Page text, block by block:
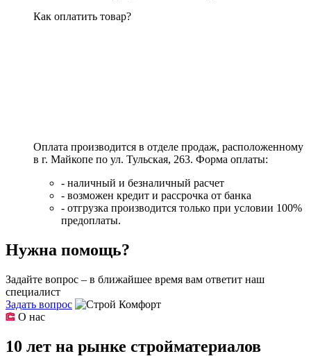
Как оплатить товар?
Оплата производится в отделе продаж, расположенному
в г. Майкопе по ул. Тульская, 263. Форма оплаты:
- наличный и безналичный расчет
- возможен кредит и рассрочка от банка
- отгрузка производится только при условии 100%
предоплаты.
Нужна помощь?
Задайте вопрос – в ближайшее время вам ответит наш
специалист
Задать вопрос
О нас
10 лет на рынке стройматериалов